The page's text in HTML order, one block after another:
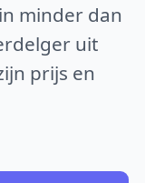
minder dan
uit
prijs en